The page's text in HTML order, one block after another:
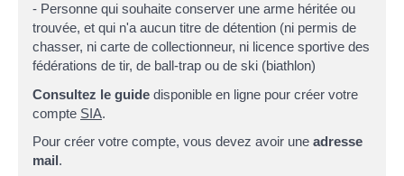
- Personne qui souhaite conserver une arme héritée ou
trouvée, et qui n'a aucun titre de détention (ni permis de
chasser, ni carte de collectionneur, ni licence sportive des
fédérations de tir, de ball-trap ou de ski (biathlon)
Consultez le guide disponible en ligne pour créer votre
compte SIA.
Pour créer votre compte, vous devez avoir une adresse
mail.